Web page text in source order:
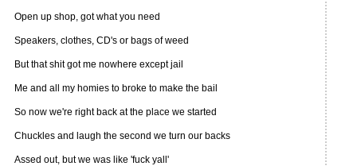
Open up shop, got what you need
Speakers, clothes, CD's or bags of weed
But that shit got me nowhere except jail
Me and all my homies to broke to make the bail
So now we're right back at the place we started
Chuckles and laugh the second we turn our backs
Assed out, but we was like 'fuck yall'